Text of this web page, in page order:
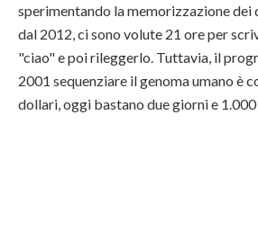
sperimentando la memorizzazione
dal 2012, ci sono volute 21 ore per
"ciao" e poi rileggerlo. Tuttavia, il
2001 sequenziare il genoma umano è
dollari, oggi bastano due giorni e